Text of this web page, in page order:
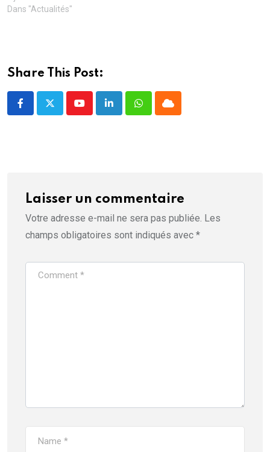
l
r
e
e
Dans "Actualités"
Share This Post:
YoutubeLinkedInWhatsappCloud
Laisser un commentaire
Votre adresse e-mail ne sera pas publiée. Les
champs obligatoires sont indiqués avec *